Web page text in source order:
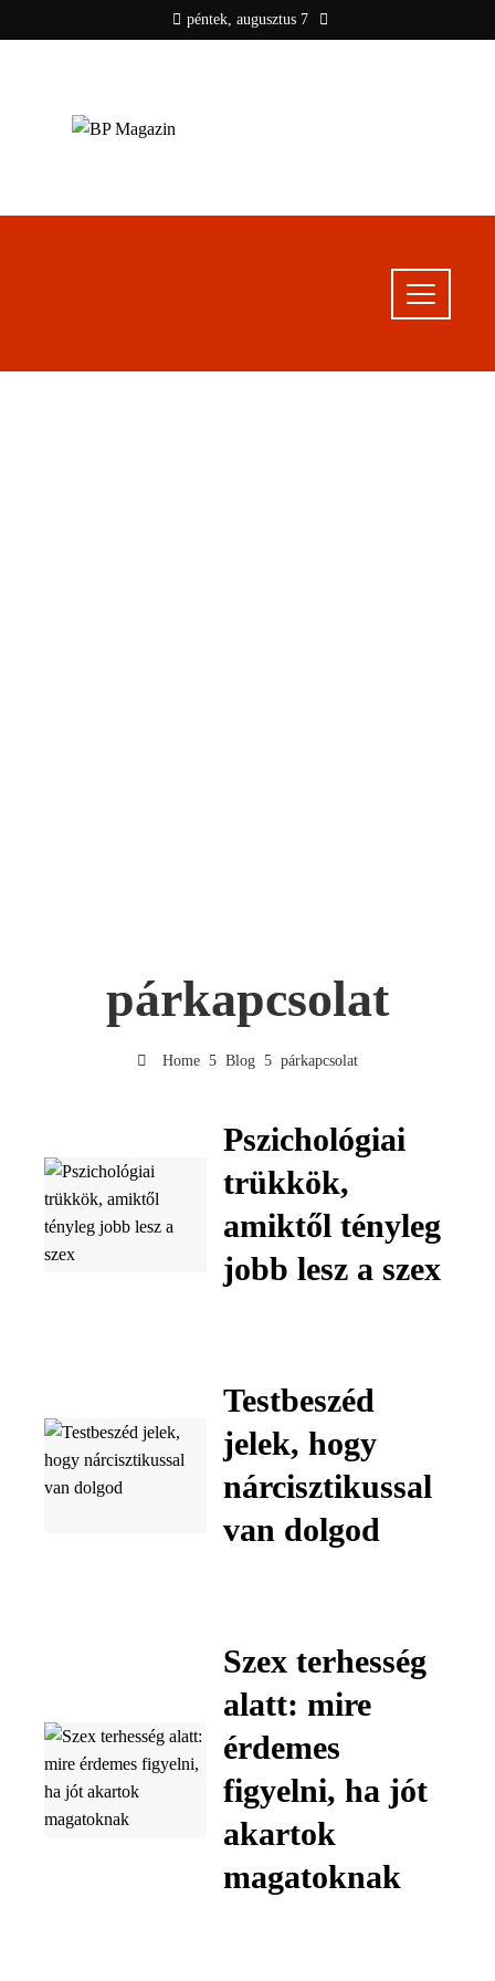
péntek, augusztus 7
párkapcsolat
Home Blog párkapcsolat
Pszichológiai
trükkök,
amiktől tényleg
jobb lesz a szex
Testbeszéd
jelek, hogy
nárcisztikussal
van dolgod
Szex terhesség
alatt: mire
érdemes
figyelni, ha jót
akartok
magatoknak